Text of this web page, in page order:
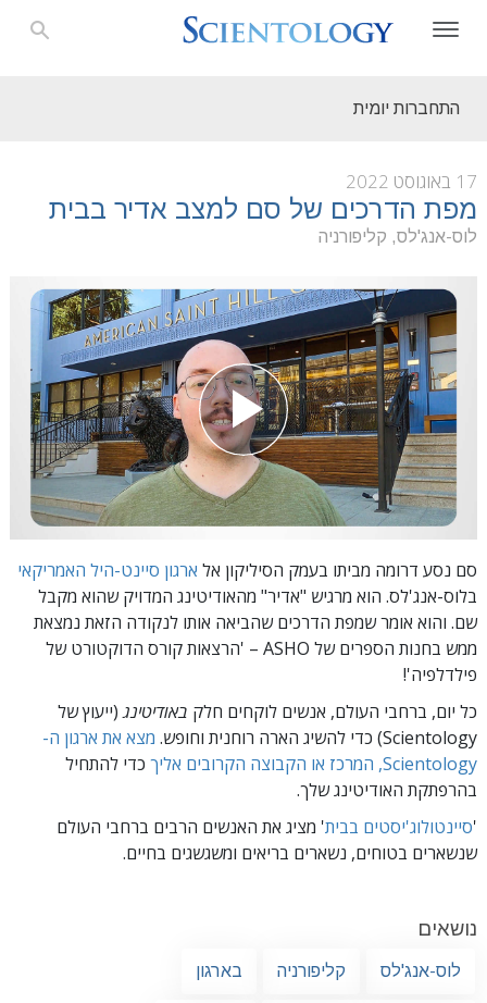
התחברות יומית
17 באוגוסט 2022
מפת הדרכים של סם למצב אדיר בבית
לוס-אנג'לס, קליפורניה
סם נסע דרומה מביתו בעמק הסיליקון אל ארגון סיינט-היל האמריקאי
בלוס-אנג'לס. הוא מרגיש "אדיר" מהאודיטינג המדויקשהוא מקבל
שם. והוא אומר שמפת הדרכים שהביאה אותו לנקודה הזאת נמצאת
ממש בחנות הספרים של ASHO –
'הרצאות קורס הדוקטורט של
פילדלפיה'!
כל יום, ברחבי העולם, אנשים לוקחים חלק באודיטינג(ייעוץ של
Scientology) כדי להשיג הארה רוחנית וחופש.
מצא את ארגון ה-
Scientology, המרכז או הקבוצה הקרובים אליך
כדי להתחיל
בהרפתקת האודיטינג שלך.
'סיינטולוג'יסטים בבית' מציג את האנשים הרבים ברחבי העולם
שנשארים בטוחים, נשארים בריאים ומשגשגים בחיים.
נושאים
לוס-אנג'לס קליפורניה בארגון